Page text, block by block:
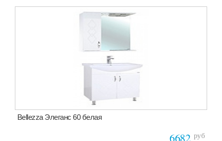
Bellezza Элеганс 60 белая
6682 руб